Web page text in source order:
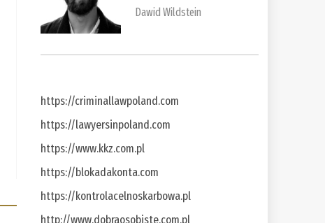
Dawid Wildstein
https://criminallawpoland.com
https://lawyersinpoland.com
https://www.kkz.com.pl
https://blokadakonta.com
https://kontrolacelnoskarbowa.pl
http://www.dobraosobiste.com.pl